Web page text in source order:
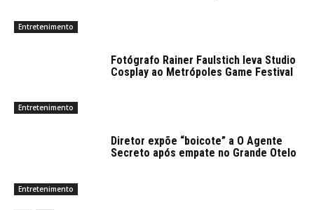
Entretenimento
Entretenimento
Fotógrafo Rainer Faulstich leva Studio
Cosplay ao Metrópoles Game Festival
Entretenimento
Diretor expõe “boicote” a O Agente
Secreto após empate no Grande Otelo